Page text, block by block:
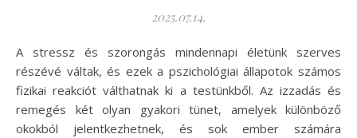
2025.07.14.
A stressz és szorongás mindennapi életünk szerves
részévé váltak, és ezek a pszichológiai állapotok számos
fizikai reakciót válthatnak ki a testünkből. Az izzadás és
remegés két olyan gyakori tünet, amelyek különböző
okokból jelentkezhetnek, és sok ember számára